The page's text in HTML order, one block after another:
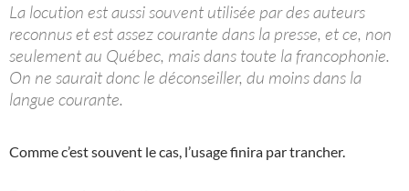
La locution est aussi souvent utilisée par des auteurs
reconnus et est assez courante dans la presse, et ce, non
seulement au Québec, mais dans toute la francophonie.
On ne saurait donc le déconseiller, du moins dans la
langue courante.
Comme c’est souvent le cas, l’usage finira par trancher.